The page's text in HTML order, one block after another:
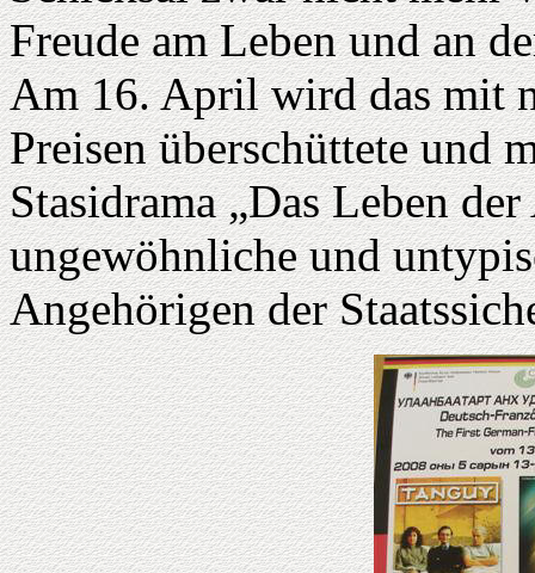
Freude am Leben und an
Am 16. April wird das mit
Preisen überschüttete und
Stasidrama „Das Leben
ungewöhnliche und
Angehörigen der